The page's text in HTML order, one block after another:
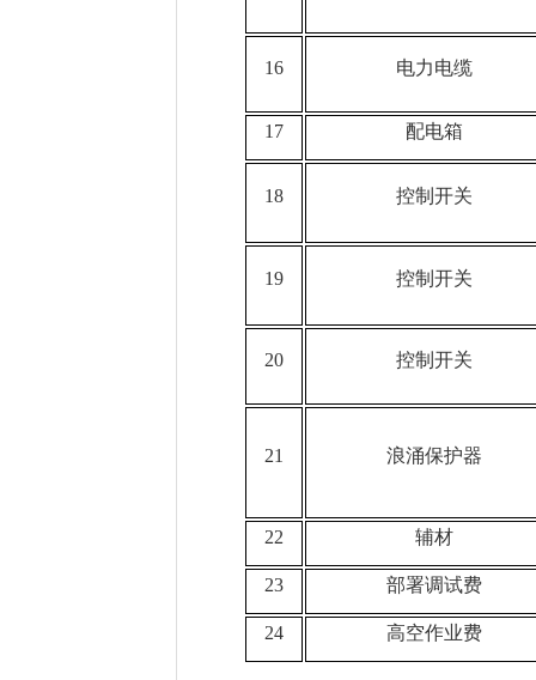
16 电力电缆
17 配电箱
18 控制开关
19 控制开关
20 控制开关
21 浪涌保护器
22 辅材
23 部署调试费
24 高空作业费